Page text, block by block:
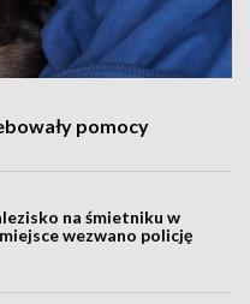
pomocy
na śmietniku w
wezwano policję